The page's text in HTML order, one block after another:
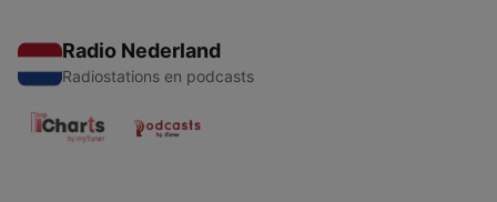
Radio Nederland
Radiostations en podcasts